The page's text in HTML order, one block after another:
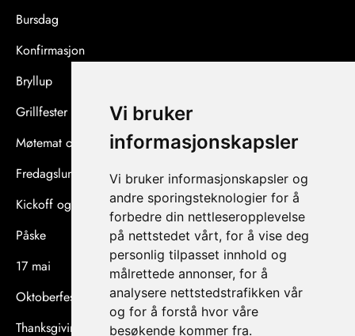
Vi bruker
informasjonskapsler
Vi bruker informasjonskapsler og
andre sporingsteknologier for å
forbedre din nettleseropplevelse
på nettstedet vårt, for å vise deg
personlig tilpasset innhold og
målrettede annonser, for å
analysere nettstedstrafikken vår
og for å forstå hvor våre
besøkende kommer fra.
Bursdag
Konfirmasjon
Bryllup
Grillfester og sommerfester
Møtemat og konferanser
Fredagslunsj og afterwork
Kickoff og teambuilding
Påske
17 mai
Oktoberfest
Thanksgiving